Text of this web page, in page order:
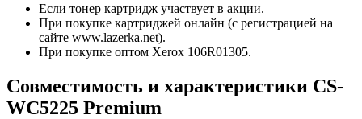
Если тонер картридж участвует в акции.
При покупке картриджей онлайн (с регистрацией на
сайте www.lazerka.net).
При покупке оптом Xerox 106R01305.
Совместимость и характеристики CS-
WC5225 Premium